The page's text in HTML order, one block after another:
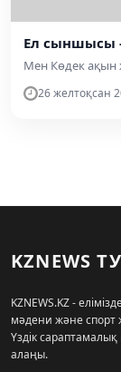
Ел сыншысы
Мен Көдек ақын
26 желтоқсан
KZNEWS
KZNEWS.KZ -
мәдени және спорт
Үздік
алаңы.